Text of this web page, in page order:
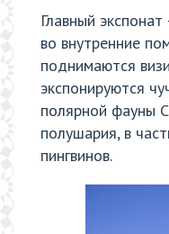
Главный
во внутренние
поднимаются
экспонируются
полярной фауны
полушария, в
пингвинов.